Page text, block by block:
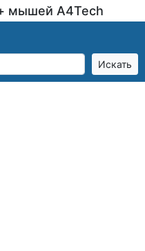
мышей A4Tech